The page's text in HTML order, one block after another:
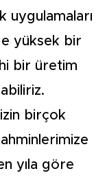
uygulamaları
yüksek bir
bir üretim
birçok
yıla göre